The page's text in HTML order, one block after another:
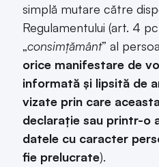
simplă mutare către
Regulamentului (art. 4
„consimțământ” al
orice manifestare de
informată și lipsită de
vizate prin care
declarație sau printr-o
datele cu caracter
fie prelucrate).